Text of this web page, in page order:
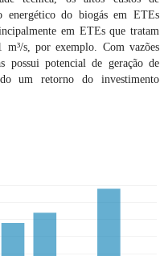
energético do biogás em ETEs
em ETEs que tratam
m³/s, por exemplo. Com vazões
possui potencial de geração de
um retorno do investimento